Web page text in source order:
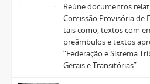
Reúne documentos
Comissão Provisória de
tais como, textos com
preâmbulos e textos
“Federação e Sistema
Gerais e Transitórias”.